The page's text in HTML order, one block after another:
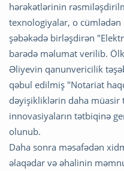
hərəkətlərinin
texnologiyalar, o
şəbəkədə birləşdirən
barədə məlumat verilib.
Əliyevin qanunvericilik
qəbul edilmiş "Notariat
dəyişikliklərin daha müasir
innovasiyaların tətbiqinə
olunub.
Daha sonra məsafədən
əlaqədar və əhalinin